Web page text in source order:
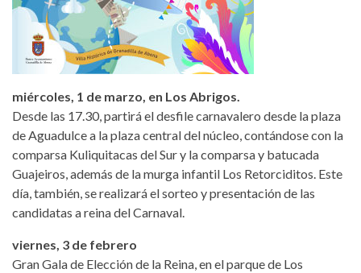
miércoles, 1 de marzo, en Los Abrigos.
Desde las 17.30, partirá el desfile carnavalero desde la plaza
de Aguadulce a la plaza central del núcleo, contándose con la
comparsa Kuliquitacas del Sur y la comparsa y batucada
Guajeiros, además de la murga infantil Los Retorciditos. Este
día, también, se realizará el sorteo y presentación de las
candidatas a reina del Carnaval.
viernes, 3 de febrero
Gran Gala de Elección de la Reina, en el parque de Los